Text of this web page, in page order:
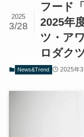
フード
2025年
ツ・ア
ロダク
2025
3/28
News&Trend 2025年3